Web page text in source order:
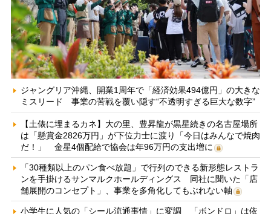
ジャングリア沖縄、開業1周年で「経済効果494億円」の大きな
ミスリード 事業の苦戦を覆い隠す“不透明すぎる巨大な数字”
【土俵に埋まるカネ】大の里、豊昇龍が黒星続きの名古屋場所
は「懸賞金2826万円」が下位力士に渡り「今日はみんなで焼肉
だ！」 金星4個配給で協会は年96万円の支出増に
「30種類以上のパン食べ放題」で行列のできる新形態レストラ
ンを手掛けるサンマルクホールディングス 同社に聞いた「店
舗展開のコンセプト」、事業を多角化してもぶれない軸
小学生に人気の「シール流通事情」に変調 「ボンドロ」は依